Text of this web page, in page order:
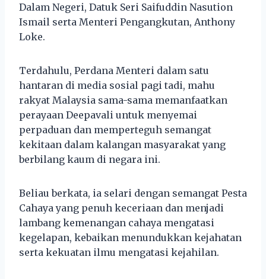
Dalam Negeri, Datuk Seri Saifuddin Nasution
Ismail serta Menteri Pengangkutan, Anthony
Loke.
Terdahulu, Perdana Menteri dalam satu
hantaran di media sosial pagi tadi, mahu
rakyat Malaysia sama-sama memanfaatkan
perayaan Deepavali untuk menyemai
perpaduan dan memperteguh semangat
kekitaan dalam kalangan masyarakat yang
berbilang kaum di negara ini.
Beliau berkata, ia selari dengan semangat Pesta
Cahaya yang penuh keceriaan dan menjadi
lambang kemenangan cahaya mengatasi
kegelapan, kebaikan menundukkan kejahatan
serta kekuatan ilmu mengatasi kejahilan.